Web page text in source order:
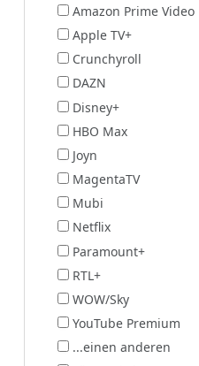
Amazon Prime Video
Apple TV+
Crunchyroll
DAZN
Disney+
HBO Max
Joyn
MagentaTV
Mubi
Netflix
Paramount+
RTL+
WOW/Sky
YouTube Premium
...einen anderen